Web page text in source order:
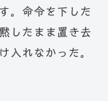
。命令を下した
したまま置き去
入れなかった。